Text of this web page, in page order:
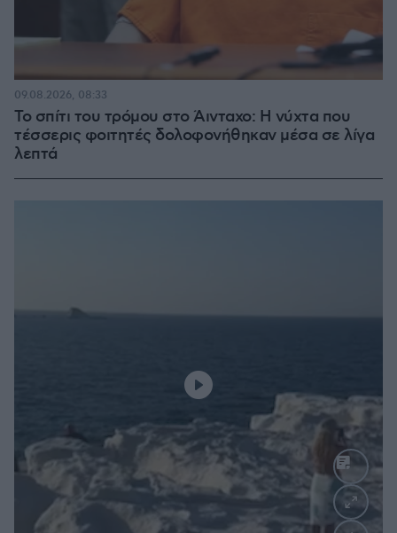
Το σπίτι του τρόμου στο Άινταχο: Η νύχτα που
τέσσερις φοιτητές δολοφονήθηκαν μέσα σε λίγα
λεπτά
09.08.2026, 08:33